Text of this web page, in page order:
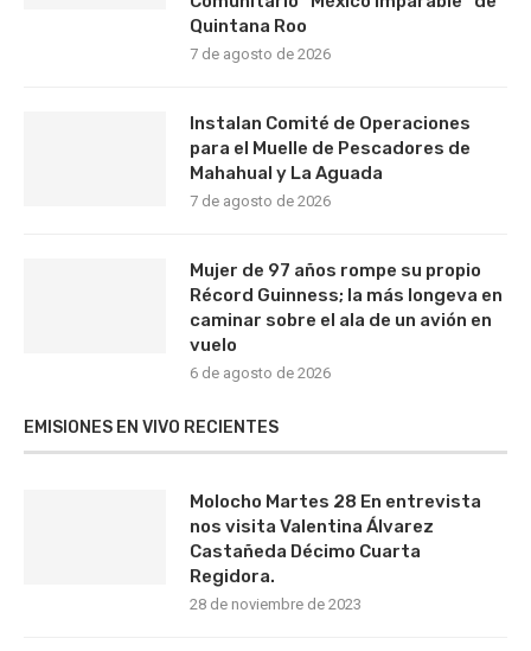
Quintana Roo
7 de agosto de 2026
Instalan Comité de Operaciones
para el Muelle de Pescadores de
Mahahual y La Aguada
7 de agosto de 2026
Mujer de 97 años rompe su propio
Récord Guinness; la más longeva en
caminar sobre el ala de un avión en
vuelo
6 de agosto de 2026
EMISIONES EN VIVO RECIENTES
Molocho Martes 28 En entrevista
nos visita Valentina Álvarez
Castañeda Décimo Cuarta
Regidora.
28 de noviembre de 2023